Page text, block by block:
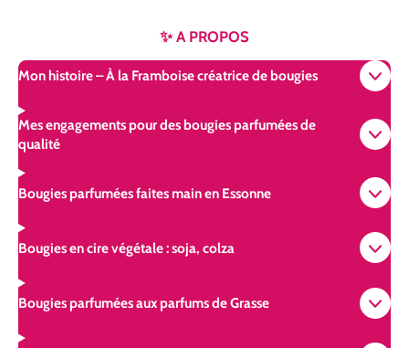
✨ A PROPOS
Mon histoire – À la Framboise créatrice de bougies
Mes engagements pour des bougies parfumées de
qualité
Bougies parfumées faites main en Essonne
Bougies en cire végétale : soja, colza
Bougies parfumées aux parfums de Grasse